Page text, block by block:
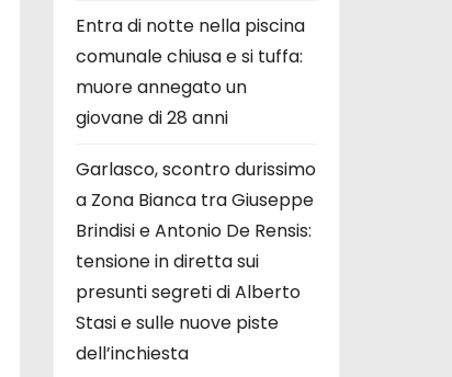
Entra di notte nella piscina
comunale chiusa e si tuffa:
muore annegato un
giovane di 28 anni
Garlasco, scontro durissimo
a Zona Bianca tra Giuseppe
Brindisi e Antonio De Rensis:
tensione in diretta sui
presunti segreti di Alberto
Stasi e sulle nuove piste
dell’inchiesta